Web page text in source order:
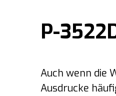
P-
Auch wenn die
Ausdrucke